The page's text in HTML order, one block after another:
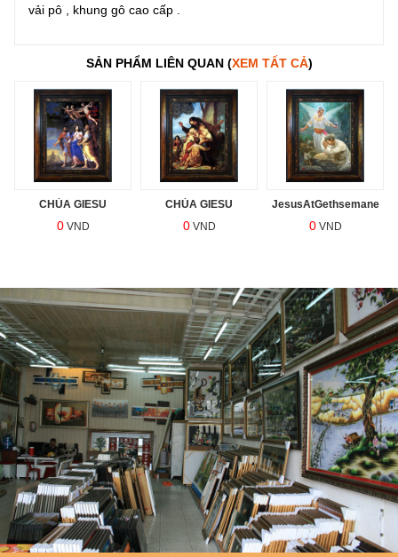
vải pô , khung gô cao cấp .
SẢN PHẨM LIÊN QUAN (XEM TẤT CẢ)
CHÚA GIESU
0VND
CHÚA GIESU
0VND
JesusAtGethsemane
0VND